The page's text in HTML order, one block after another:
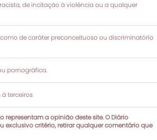
de incitação à violência ou a qualquer
de caráter preconceituoso ou discriminatório
pornográfica.
terceiros
representam a opinião deste site. O Diário
exclusivo critério, retirar qualquer comentário que